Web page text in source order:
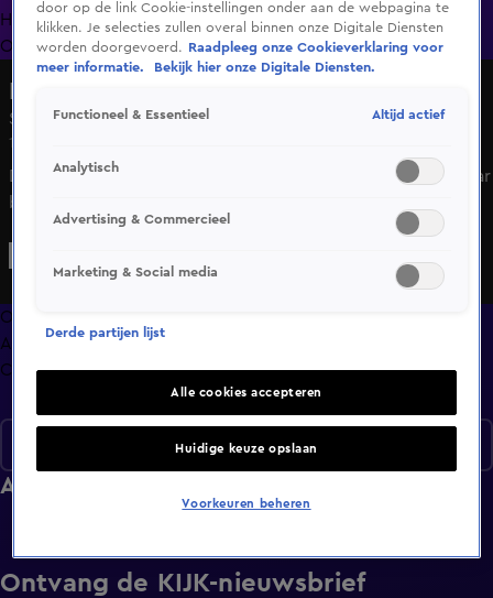
HomeUitzending Gemist Programma's De Bondgenoten
OranjezomerLivestreamsShop
Seizoen 1, aflevering 3
18 dec 2024, 20:29
De presentatoren herenigen de Curaçaose Poppy met haar
broer in Nederland, zet DI-RECT een speurtocht uit en
wordt er gezocht naar het Noorderlicht.
Overzicht
Afleveringen
Clips
Afleveringen
Ontvang de KIJK-nieuwsbrief
door op de link Cookie-instellingen onder aan de webpagina te
klikken. Je selecties zullen overal binnen onze Digitale Diensten
worden doorgevoerd.
Raadpleeg onze Cookieverklaring voor
meer informatie.
Bekijk hier onze Digitale Diensten.
Functioneel & Essentieel Altijd actief
Analytisch
Advertising & Commercieel
Marketing & Social media
Derde partijen lijst
Alle cookies accepteren
Huidige keuze opslaan
Voorkeuren beheren